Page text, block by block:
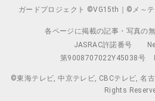
ガードプロジェクト ©VG15th｜©メ～
各ページに掲載の記事・写真の
JASRAC許諾番号
第9008707022Y45038号
©東海テレビ, 中京テレビ, CBCテレビ, 名
Rights